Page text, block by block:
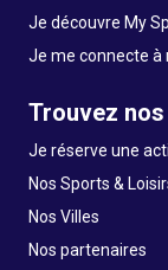
Je découvre My
Je me connecte à
Trouvez
Je réserve une
Nos Sports &
Nos Villes
Nos partenaires